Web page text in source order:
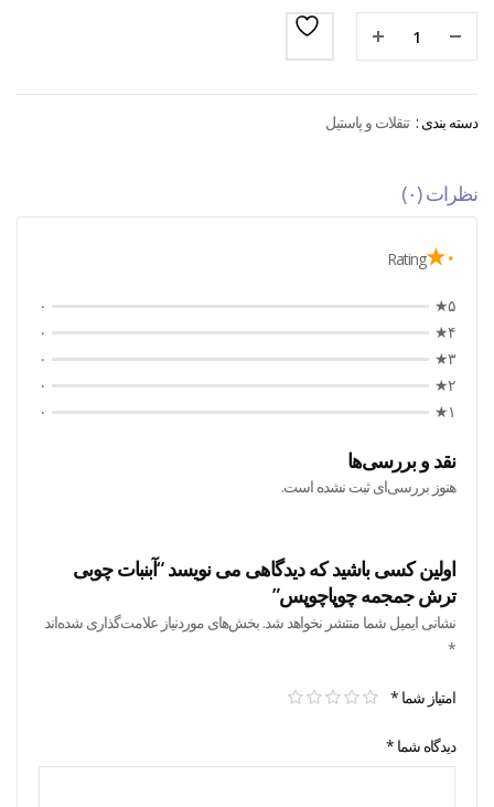
دسته بندی : تنقلات و پاستیل
نظرات (۰)
۰★ Rating
۵★
۰
۴★
۰
۳★
۰
۲★
۰
۱★
۰
نقد و بررسی‌ها
هنوز بررسی‌ای ثبت نشده است.
اولین کسی باشید که دیدگاهی می نویسد “آبنبات چوبی
ترش جمجمه چوپاچوپس”
نشانی ایمیل شما منتشر نخواهد شد. بخش‌های موردنیاز علامت‌گذاری شده‌اند
*
امتیاز شما *
دیدگاه شما *